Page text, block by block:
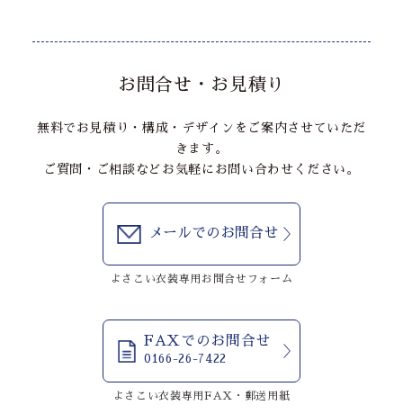
お問合せ・お見積り
無料でお見積り・構成・デザインをご案内させていただ
きます。
ご質問・ご相談などお気軽にお問い合わせください。
メールでのお問合せ
よさこい衣装専用お問合せフォーム
FAXでのお問合せ
0166-26-7422
よさこい衣装専用FAX・郵送用紙